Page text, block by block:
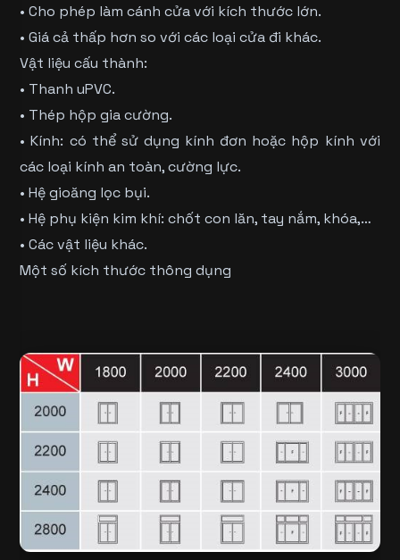
• Cho phép làm cánh cửa với kích thước lớn.
• Giá cả thấp hơn so với các loại cửa đi khác.
Vật liệu cấu thành:
• Thanh uPVC.
• Thép hộp gia cường.
• Kính: có thể sử dụng kính đơn hoặc hộp kính với
các loại kính an toàn, cường lực.
• Hệ gioăng lọc bụi.
• Hệ phụ kiện kim khí: chốt con lăn, tay nắm, khóa,…
• Các vật liệu khác.
Một số kích thước thông dụng